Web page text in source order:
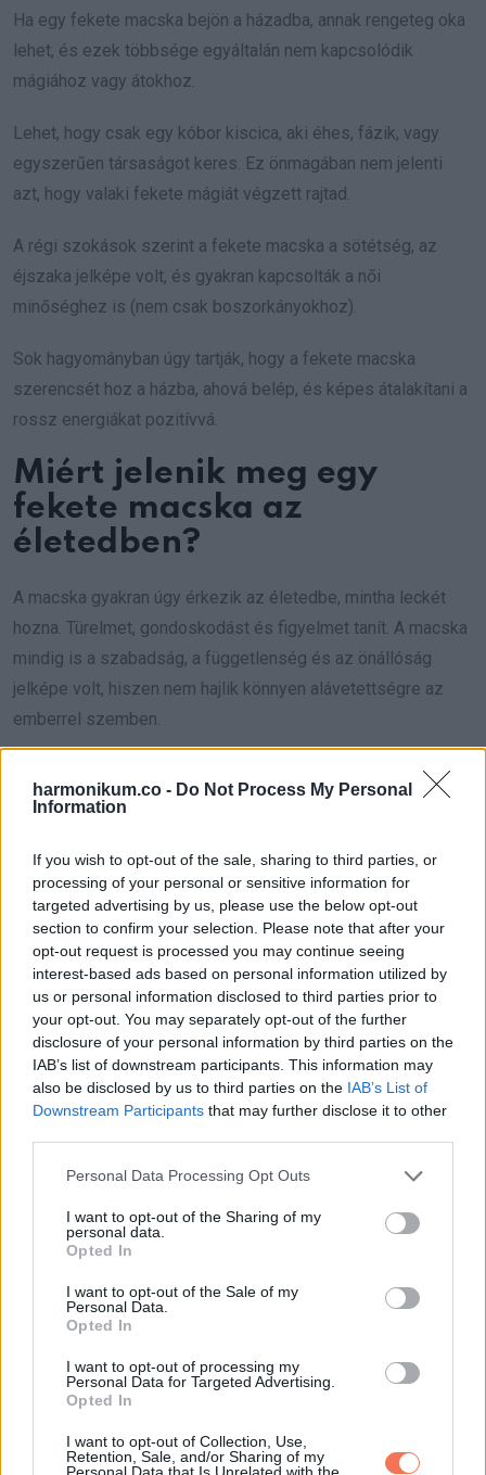
harmonikum.co - Do Not Process My Personal
Information
If you wish to opt-out of the sale, sharing to third parties, or
processing of your personal or sensitive information for
targeted advertising by us, please use the below opt-out
section to confirm your selection. Please note that after your
opt-out request is processed you may continue seeing
interest-based ads based on personal information utilized by
us or personal information disclosed to third parties prior to
your opt-out. You may separately opt-out of the further
disclosure of your personal information by third parties on the
IAB’s list of downstream participants. This information may
also be disclosed by us to third parties on the IAB’s List of
Downstream Participants that may further disclose it to other
Please note that this website/app uses one or more Google
not limited to your visit or usage behaviour. You may click to
grant or deny consent to Google and its third-party tags to
use your data for below specified purposes in below Google
consent section.
Personal Data Processing Opt Outs
I want to opt-out of the Sharing of my
personal data.
Opted In
I want to opt-out of the Sale of my
Personal Data.
Opted In
I want to opt-out of processing my
Personal Data for Targeted Advertising.
Opted In
I want to opt-out of Collection, Use,
Retention, Sale, and/or Sharing of my
Personal Data that Is Unrelated with the
Ha egy fekete macska bejön a házadba, annak rengeteg oka
lehet, és ezek többsége egyáltalán nem kapcsolódik
mágiához vagy átokhoz.
Lehet, hogy csak egy kóbor kiscica, aki éhes, fázik, vagy
egyszerűen társaságot keres. Ez önmagában nem jelenti
azt, hogy valaki fekete mágiát végzett rajtad.
A régi szokások szerint a fekete macska a sötétség, az
éjszaka jelképe volt, és gyakran kapcsolták a női
minőséghez is (nem csak boszorkányokhoz).
Sok hagyományban úgy tartják, hogy a fekete macska
szerencsét hoz a házba, ahová belép, és képes átalakítani a
rossz energiákat pozitívvá.
Miért jelenik meg egy
fekete macska az
életedben?
A macska gyakran úgy érkezik az életedbe, mintha leckét
hozna. Türelmet, gondoskodást és figyelmet tanít. A macska
mindig is a szabadság, a függetlenség és az önállóság
jelképe volt, hiszen nem hajlik könnyen alávetettségre az
emberrel szemben.
Az ókori egyiptomiak voltak az elsők, akik a macskákhoz,
főleg a fekete színűekhez, a szerencse fogalmát
Megfigyelték, hogy azok a családok, ahol macska élt, több
élelmet tudtak félretenni, kevesebb betegséggel küzdöttek,
és ritkábban történt haláleset, mint azoknál, akiknek nem volt
cicájuk.
Az egyiptomiak nagy jelentőséget tulajdonítottak a macskák
alapos tisztálkodásának, és óriási előnynek tartották, hogy a
macskák elpusztítják az egereket, patkányokat, skorpiókat
és kígyókat.
Ez valódi áldás volt számukra, főleg azért, mert a macskák
egyetlen alapélelme volt.
Oszd meg ezt a posztot:
via
Email